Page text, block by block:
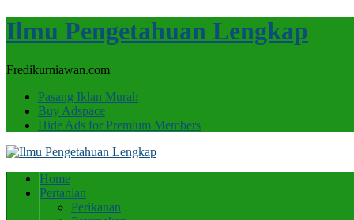
Ilmu Pengetahuan Lengkap
Fredikurniawan.com
Pasang Iklan Murah
Buy Adspace
Hide Ads for Premium Members
Home
Pertanian
Perikanan